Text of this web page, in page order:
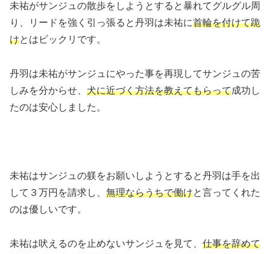
未祐がサンジュの散歩をしようとすると暴れてグルグル周
り、リードを強く引っ張ると丹羽は未祐に首輪を付けて跪
けとはビックリです。
丹羽は未祐がサンジュにやった事を再現してサンジュの苦
しみを分からせ、 犬に近づく方法を教えてもらって成功し
たのは安心しました。
未祐はサンジュの躾をお願いしようとすると丹羽は手を出
して３万円を請求し、 無理ならうちで働けと言ってくれた
のは優しいです。
未祐は吠えるのを止めないサンジュを見て、 仕事を辞めて